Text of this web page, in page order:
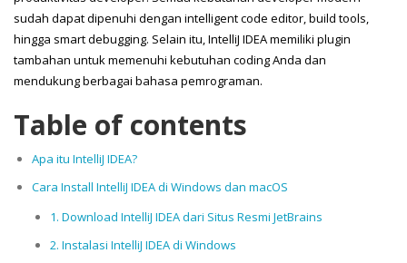
sudah dapat dipenuhi dengan intelligent code editor, build tools,
hingga smart debugging. Selain itu, IntelliJ IDEA memiliki plugin
tambahan untuk memenuhi kebutuhan coding Anda dan
mendukung berbagai bahasa pemrograman.
Table of contents
Apa itu IntelliJ IDEA?
Cara Install IntelliJ IDEA di Windows dan macOS
1. Download IntelliJ IDEA dari Situs Resmi JetBrains
2. Instalasi IntelliJ IDEA di Windows